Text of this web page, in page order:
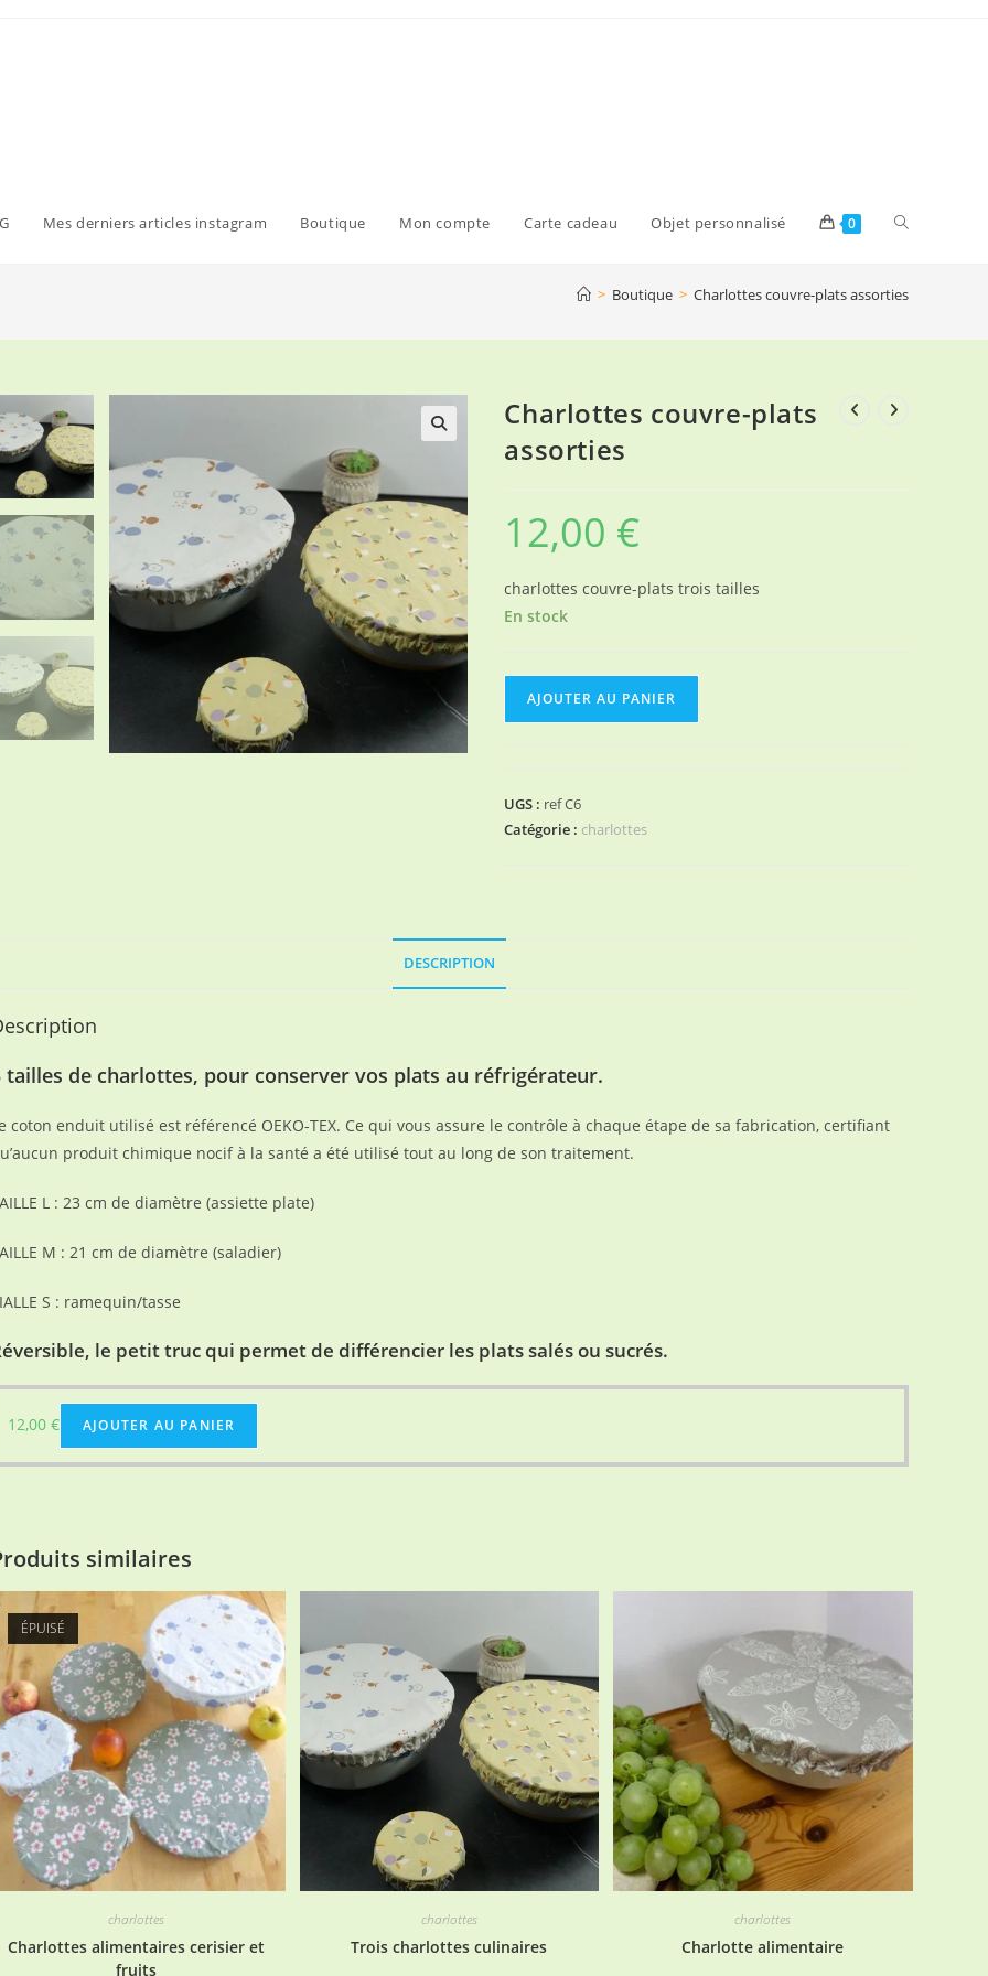
Mes derniers articles instagram Boutique Mon compte Carte cadeau Objet personnalisé 0 Toggle
website
> Boutique > Charlottes couvre-plats assorties
Charlottes couvre-plats
assorties
12,00 €
charlottes couvre-plats trois tailles
En stock
plats
assorties
AJOUTER AU PANIER
UGS : ref C6
Catégorie : charlottes
DESCRIPTION
tailles de charlottes, pour conserver vos plats au réfrigérateur.
coton enduit utilisé est référencé OEKO-TEX. Ce qui vous assure le contrôle à chaque étape de sa fabrication, certifiant
produit chimique nocif à la santé a été utilisé tout au long de son traitement.
L : 23 cm de diamètre (assiette plate)
M : 21 cm de diamètre (saladier)
S : ramequin/tasse
le petit truc qui permet de différencier les plats salés ou sucrés.
12,00 € AJOUTER AU PANIER
similaires
ÉPUISÉ
charlottes
Charlottes alimentaires cerisier et
fruits
charlottes
Trois charlottes culinaires
charlottes
Charlotte alimentaire